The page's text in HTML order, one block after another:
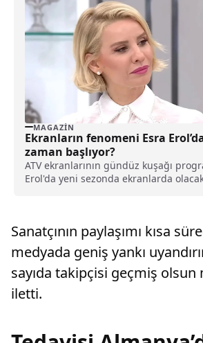
MAGAZIN
Ekranların fenomeni Esra
zaman başlıyor?
ATV ekranlarının gündüz kuşağı
Erol'da yeni sezonda ekranlarda
Sanatçının paylaşımı kısa
medyada geniş yankı
sayıda takipçisi geçmiş olsun
iletti.